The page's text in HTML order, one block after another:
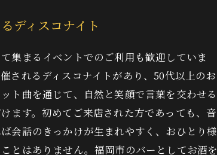
ディスコナイト
集まるイベントでのご利用も歓迎していま
されるディスコナイトがあり、50代以上のお
ト曲を通じて、自然と笑顔で言葉を交わせる
ます。初めてご来店された方であっても、音
会話のきっかけが生まれやすく、おひとり様
とはありません。福岡市のバーとしてお酒を